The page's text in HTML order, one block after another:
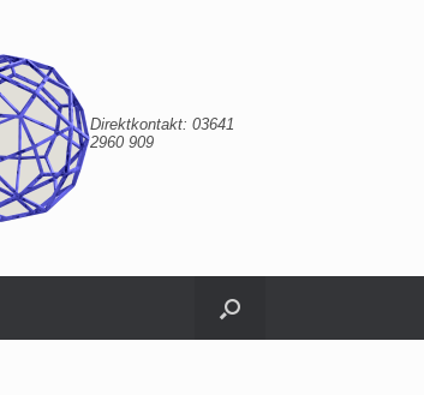
Direktkontakt: 03641
2960 909